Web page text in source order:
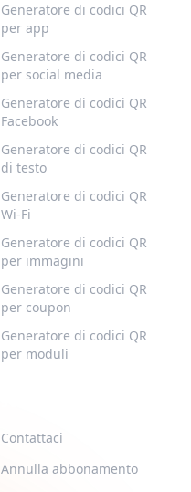
Generatore di codici QR
per app
Generatore di codici QR
per social media
Generatore di codici QR
Facebook
Generatore di codici QR
di testo
Generatore di codici QR
Wi-Fi
Generatore di codici QR
per immagini
Generatore di codici QR
per coupon
Generatore di codici QR
per moduli
Contattaci
Annulla abbonamento